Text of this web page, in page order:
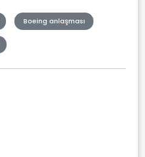
Boeing anlaşması